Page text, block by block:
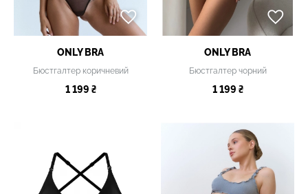
ONLY BRA
Бюстгалтер коричневий
1 199 ₴
ONLY BRA
Бюстгалтер чорний
1 199 ₴